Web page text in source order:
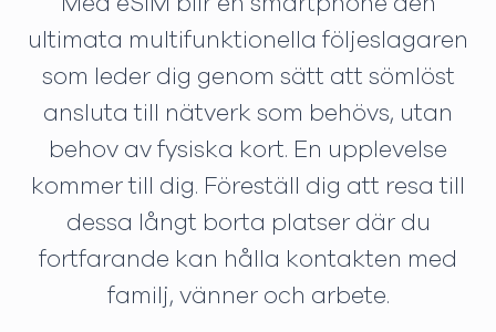
ultimata multifunktionella följeslagaren
som leder dig genom sätt att sömlöst
ansluta till nätverk som behövs, utan
behov av fysiska kort. En upplevelse
kommer till dig. Föreställ dig att resa till
dessa långt borta platser där du
fortfarande kan hålla kontakten med
familj, vänner och arbete.